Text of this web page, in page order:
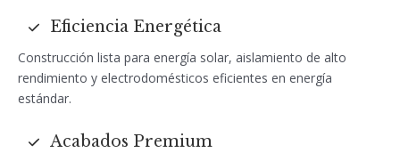
Eficiencia Energética
Construcción lista para energía solar, aislamiento de alto
rendimiento y electrodomésticos eficientes en energía
estándar.
Acabados Premium